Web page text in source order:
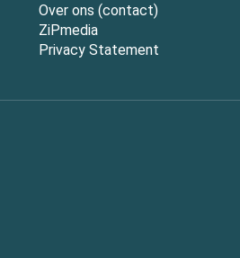
Over ons (contact)
ZiPmedia
Privacy Statement